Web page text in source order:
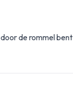
de rommel bent